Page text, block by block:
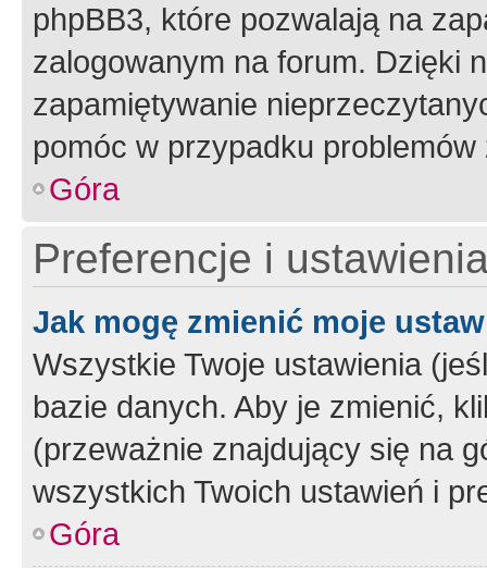
phpBB3, które pozwalają na
zalogowanym na forum. Dzięki
zapamiętywanie
pomóc w przypadku
Góra
Preferencje i
Jak mogę zmienić moje
Wszystkie Twoje ustawienia
bazie danych. Aby je zmienić,
(przeważnie znajdujący się na
wszystkich Twoich ustawień i
Góra